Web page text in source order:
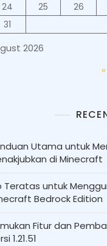
2026
24
25 26
31
Utama untuk
di Minecraft
Teratas untuk
Bedrock Edition
Fitur dan
1.21.51